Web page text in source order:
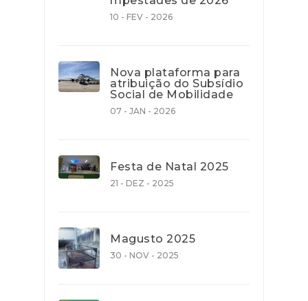
10 - FEV - 2026
Nova plataforma para
atribuição do Subsídio
Social de Mobilidade
07 - JAN - 2026
Festa de Natal 2025
21 - DEZ - 2025
Magusto 2025
30 - NOV - 2025